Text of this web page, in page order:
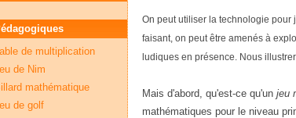
On peut utiliser la technologie pour
faisant, on peut être amenés à
ludiques en présence. Nous
Mais d'abord, qu'est-ce qu'un jeu
mathématiques pour le niveau
de multiplication
de Nim
mathématique
de golf